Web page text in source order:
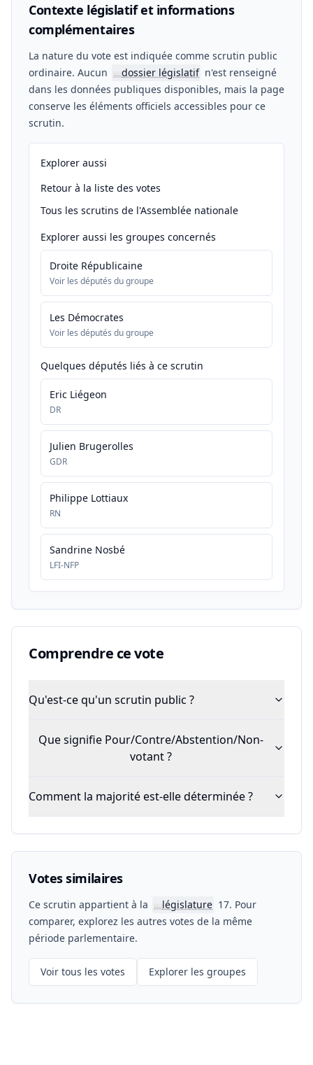
Contexte législatif et informations
complémentaires
La nature du vote est indiquée comme scrutin public
ordinaire. Aucun
📖dossier législatif n'est renseigné
dans les données publiques disponibles, mais la page
conserve les éléments officiels accessibles pour ce
scrutin.
Explorer aussi
Retour à la liste des votes
Tous les scrutins de l'Assemblée nationale
Explorer aussi les groupes concernés
Droite Républicaine
Voir les députés du groupe
Les Démocrates
Voir les députés du groupe
Quelques députés liés à ce scrutin
Eric Liégeon
DR
Julien Brugerolles
GDR
Philippe Lottiaux
RN
Sandrine Nosbé
LFI-NFP
Comprendre ce vote
Qu'est-ce qu'un scrutin public ?
Que signifie Pour/Contre/Abstention/Non-
votant ?
Comment la majorité est-elle déterminée ?
Votes similaires
Ce scrutin appartient à la 📖législature 17. Pour
comparer, explorez les autres votes de la même
période parlementaire.
Voir tous les votes Explorer les groupes